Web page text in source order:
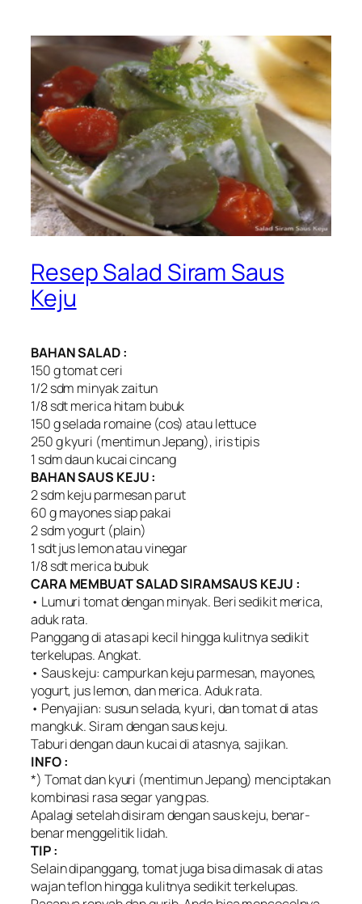
Resep Salad Siram Saus
Keju
BAHAN SALAD :
150 g tomat ceri
1/2 sdm minyak zaitun
1/8 sdt merica hitam bubuk
150 g selada romaine (cos) atau lettuce
250 g kyuri (mentimun Jepang), iris tipis
1 sdm daun kucai cincang
BAHAN SAUS KEJU :
2 sdm keju parmesan parut
60 g mayones siap pakai
2 sdm yogurt (plain)
1 sdt jus lemon atau vinegar
1/8 sdt merica bubuk
CARA MEMBUAT SALAD SIRAMSAUS KEJU :
• Lumuri tomat dengan minyak. Beri sedikit merica,
aduk rata.
Panggang di atas api kecil hingga kulitnya sedikit
terkelupas. Angkat.
• Saus keju: campurkan keju parmesan, mayones,
yogurt, jus lemon, dan merica. Aduk rata.
• Penyajian: susun selada, kyuri, dan tomat di atas
mangkuk. Siram dengan saus keju.
Taburi dengan daun kucai di atasnya, sajikan.
INFO :
*) Tomat dan kyuri (mentimun Jepang) menciptakan
kombinasi rasa segar yang pas.
Apalagi setelah disiram dengan saus keju, benar-
benar menggelitik lidah.
TIP :
Selain dipanggang, tomat juga bisa dimasak di atas
wajan teflon hingga kulitnya sedikit terkelupas.